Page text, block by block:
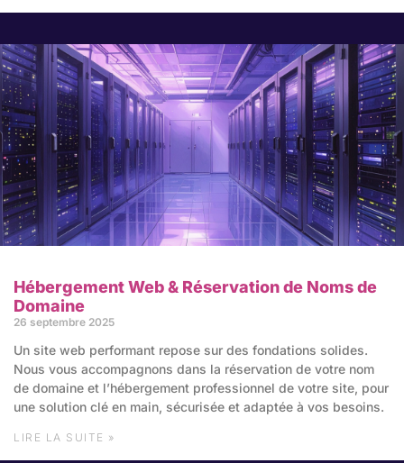
Hébergement Web & Réservation de Noms de
Domaine
26 septembre 2025
Un site web performant repose sur des fondations solides.
Nous vous accompagnons dans la réservation de votre nom
de domaine et l’hébergement professionnel de votre site, pour
une solution clé en main, sécurisée et adaptée à vos besoins.
LIRE LA SUITE »